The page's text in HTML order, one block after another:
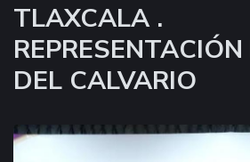
TLAXCALA .
DEL CALVARIO